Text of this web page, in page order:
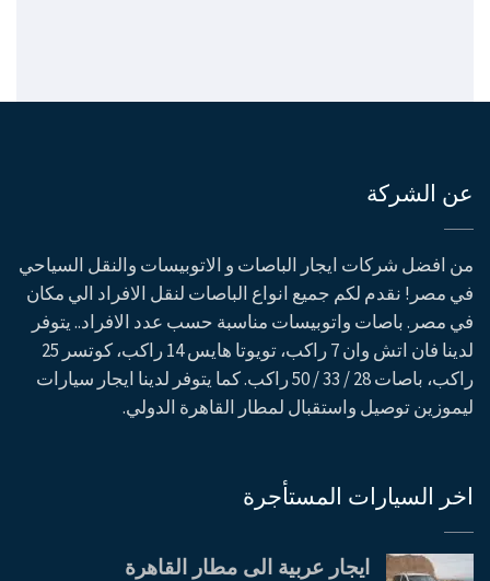
عن الشركة
من افضل شركات ايجار الباصات و الاتوبيسات والنقل السياحي
في مصر! نقدم لكم جميع انواع الباصات لنقل الافراد الي مكان
في مصر. باصات واتوبيسات مناسبة حسب عدد الافراد.. يتوفر
لدينا فان اتش وان 7 راكب، تويوتا هايس 14 راكب، كوتسر 25
راكب، باصات 28 / 33 / 50 راكب. كما يتوفر لدينا ايجار سيارات
ليموزين توصيل واستقبال لمطار القاهرة الدولي.
اخر السيارات المستأجرة
ايجار عربية الى مطار القاهرة